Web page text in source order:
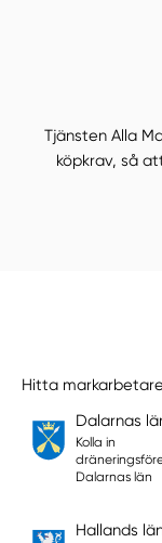
Tjänsten Alla
köpkrav, så
Hitta
Dalarnas
Kolla in
Dalarnas län
Hallands